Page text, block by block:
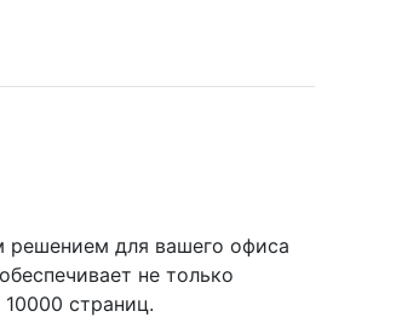
решением для вашего офиса
не только
страниц.